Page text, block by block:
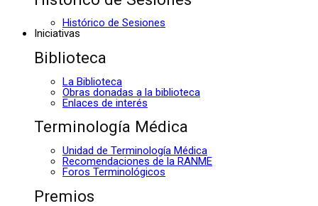
Histórico de Sesiones
Iniciativas
Biblioteca
La Biblioteca
Obras donadas a la biblioteca
Enlaces de interés
Terminología Médica
Unidad de Terminología Médica
Recomendaciones de la RANME
Foros Terminológicos
Premios